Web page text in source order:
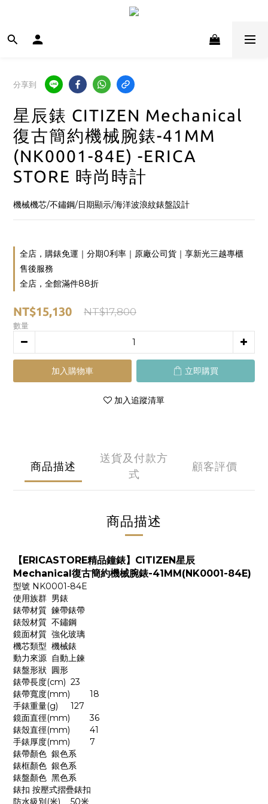
分享到
星辰錶 CITIZEN Mechanical
復古簡約機械腕錶-41MM
(NK0001-84E) -ERICA
STORE 時尚時計
機械機芯/不鏽鋼/日期顯示/海洋波浪紋錶盤設計
全店，購錶免運｜分期0利率｜原廠公司貨｜享新光三越專櫃
售後服務
全店，全館滿件88折
NT$15,130 NT$17,800
數量
加入購物車 立即購買
加入追蹤清單
商品描述
送貨及付款方
式
顧客評價
商品描述
【ERICASTORE精品鐘錶】CITIZEN星辰
Mechanical復古簡約機械腕錶-41MM(NK0001-84E)
型號 NK0001-84E
使用族群 男錶
錶帶材質 鍊帶錶帶
錶殼材質 不鏽鋼
鏡面材質 強化玻璃
機芯類型 機械錶
動力來源 自動上鍊
錶盤形狀 圓形
錶帶長度(cm) 23
錶帶寬度(mm)
18
手錶重量(g)
127
鏡面直徑(mm)
36
錶殼直徑(mm)
41
手錶厚度(mm)
7
錶帶顏色 銀色系
錶框顏色 銀色系
錶盤顏色 黑色系
錶扣 按壓式摺疊錶扣
防水級別(米)
50米